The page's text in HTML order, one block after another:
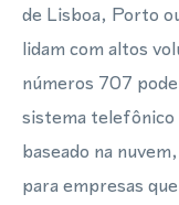
de Lisboa, Porto
lidam com altos
números 707
sistema telefônico
baseado na
para empresas